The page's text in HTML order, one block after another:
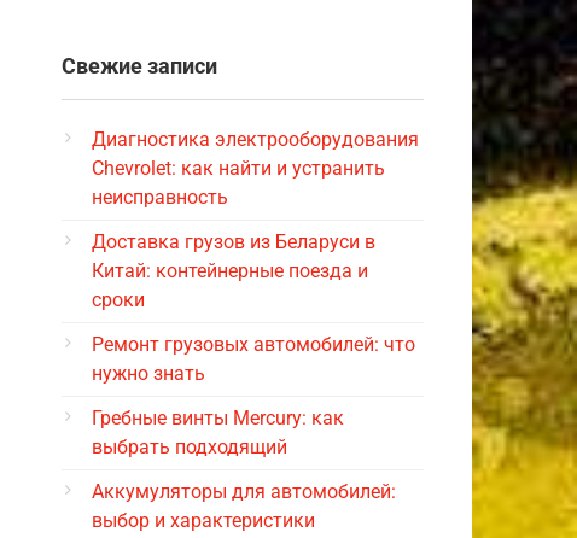
Свежие записи
Диагностика электрооборудования
Chevrolet: как найти и устранить
неисправность
Доставка грузов из Беларуси в
Китай: контейнерные поезда и
сроки
Ремонт грузовых автомобилей: что
нужно знать
Гребные винты Mercury: как
выбрать подходящий
Аккумуляторы для автомобилей:
выбор и характеристики